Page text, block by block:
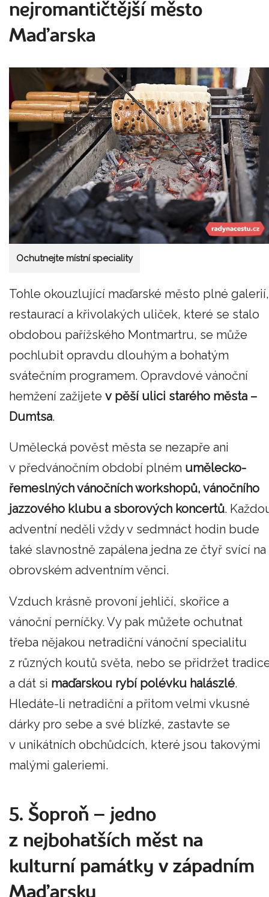
nejromantičtější město
Maďarska
Ochutnejte místní speciality
Tohle okouzlující maďarské město plné galerií,
restaurací a křivolakých uliček, které se stalo
obdobou pařížského Montmartru, se může
pochlubit opravdu dlouhým a bohatým
svátečním programem. Opravdové vánoční
hemžení zažijete v pěší ulici starého města –
Dumtsa.
Umělecká pověst města se nezapře ani
v předvánočním období plném umělecko-
řemeslných vánočních workshopů, vánočního
jazzového klubu a sborových koncertů.
adventní neděli vždy v sedmnáct hodin bude
také slavnostně zapálena jedna ze čtyř svící na
obrovském adventním věnci.
Vzduch krásně provoní jehličí, skořice a
vánoční perníčky. Vy pak můžete ochutnat
třeba nějakou netradiční vánoční specialitu
z různých koutů světa, nebo se přidržet
a dát si maďarskou rybí polévku halászlé.
Hledáte-li netradiční a přitom velmi vkusné
dárky pro sebe a své blízké, zastavte se
v unikátních obchůdcích, které jsou takovými
malými galeriemi.
5. Šoproň – jedno
z nejbohatších měst na
kulturní památky v západním
Maďarsku